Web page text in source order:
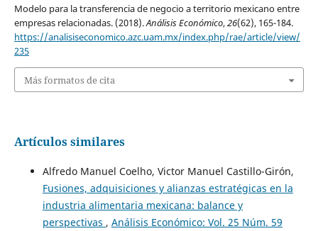
Modelo para la transferencia de negocio a territorio mexicano entre
empresas relacionadas. (2018).Análisis Económico,26(62), 165-184.
https://analisiseconomico.azc.uam.mx/index.php/rae/article/view/
235
Más formatos de cita
Artículos similares
Alfredo Manuel Coelho, Victor Manuel Castillo-Girón,
Fusiones, adquisiciones y alianzas estratégicas en la
industria alimentaria mexicana: balance y
perspectivas , Análisis Económico: Vol. 25 Núm. 59